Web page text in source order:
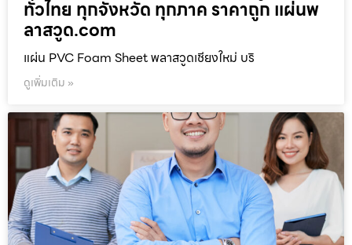
ทั่วไทย ทุกจังหวัด ทุกภาค ราคาถูก แผ่นพ
ลาสวูด.com
แผ่น PVC Foam Sheet พลาสวูดเชียงใหม่ บริ
ดูเพิ่มเติม »